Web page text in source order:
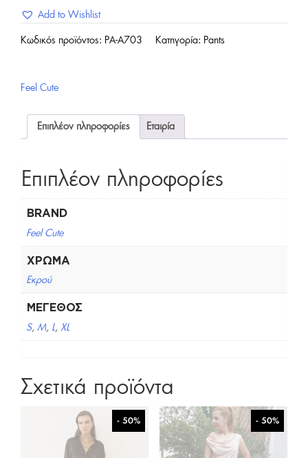
Add to Wishlist
Κωδικός προϊόντος: PA-A703 Κατηγορία: Pants
Feel Cute
Επιπλέον πληροφορίες Εταιρία
Επιπλέον πληροφορίες
BRAND
Feel Cute
ΧΡΏΜΑ
Εκρού
ΜΈΓΕΘΟΣ
S, M, L, XL
Σχετικά προϊόντα
- 50% - 50%